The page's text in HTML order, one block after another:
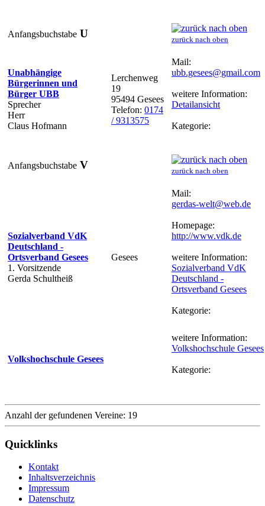
Anfangsbuchstabe U zurück nach oben
Unabhängige
Bürgerinnen und
Bürger UBB
Sprecher
Herr
Claus Hofmann
Lerchenweg
19
95494 Gesees
Telefon: 0174
/ 9313575
Mail:
ubb.gesees@gmail.com
weitere Information:
Detailansicht
Kategorie:
Anfangsbuchstabe V zurück nach oben
Sozialverband VdK
Deutschland -
Ortsverband Gesees
1. Vorsitzende
Gerda Schultheiß
Gesees
Mail:
gerdas-welt@web.de
Homepage:
http://www.vdk.de
weitere Information:
Sozialverband VdK
Deutschland -
Ortsverband Gesees
Kategorie:
Volkshochschule Gesees
weitere Information:
Volkshochschule Gesees
Kategorie:
Anzahl der gefundenen Vereine: 19
Quicklinks
Kontakt
Inhaltsverzeichnis
Impressum
Datenschutz